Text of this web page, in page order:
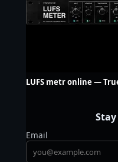
LUFS metr online —
Email